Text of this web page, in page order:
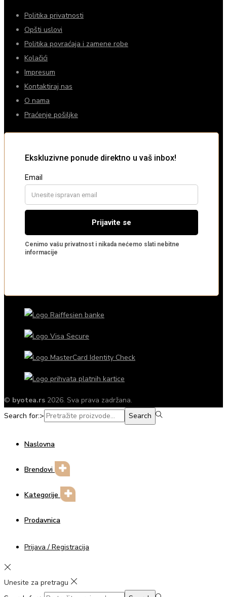
Politika privatnosti
Opšti uslovi
Politika povraćaja i zamene robe
Kolačići
Impresum
Kontaktiraj nas
O nama
Praćenje pošiljke
© byotea.rs 2026. Sva prava zadržana.
Search for:>
Search
Naslovna
Brendovi
Kategorije
Prodavnica
Prijava / Registracija
Unesite za pretragu